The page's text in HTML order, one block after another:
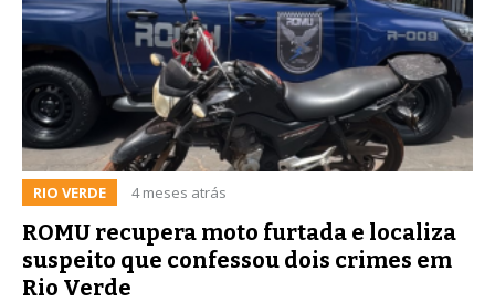
RIO VERDE 4 meses atrás
ROMU recupera moto furtada e localiza
suspeito que confessou dois crimes em
Rio Verde